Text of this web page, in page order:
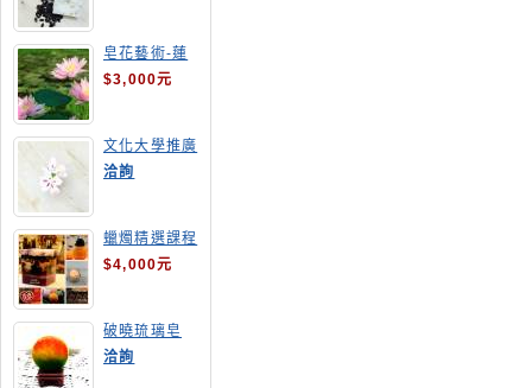
皂花藝術-蓮
花
$3,000元
文化大學推廣
部高雄分部手
工皂教學
洽詢
蠟燭精選課程
$4,000元
破曉琉璃皂
洽詢